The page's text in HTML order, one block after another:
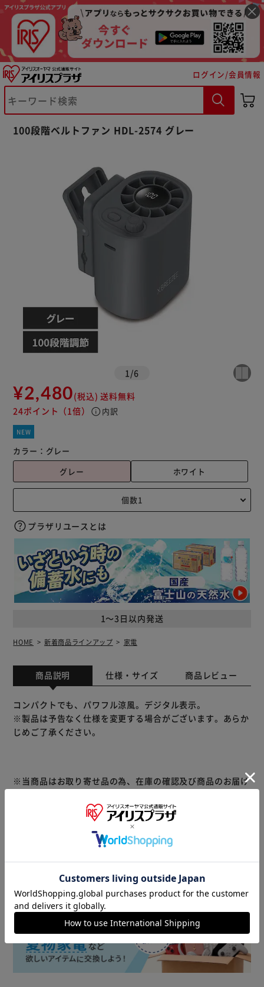
ログイン/会員情報
100段階ベルトファン HDL-2574 グレー
1 /6
¥2,480(税込) 送料無料
24ポイント （1倍） info 内訳
NEW
カラー： グレー
グレー
ホワイト
1～3日以内発送
プラザリユースとは
HOME 新着商品ラインアップ 家電
商品説明 仕様・サイズ 商品レビュー
コンパクトでも、パワフル涼風。デジタル表示。
※製品は予告なく仕様を変更する場合がございます。あらか
じめご了承ください。
※当商品はお取り寄せ品の為、在庫の確認及び商品のお届け
また、商品がメーカーにて完売となっていた場合、キャンセ
ル又は注文内容の変更をお願いいたしております。
予めご了承くださいますようお願いいたします。
商品はアイリスプラザがセレクトしたオススメ商品です。
商品情報
※ご確認ください
カートに入れる 購入手続きへ